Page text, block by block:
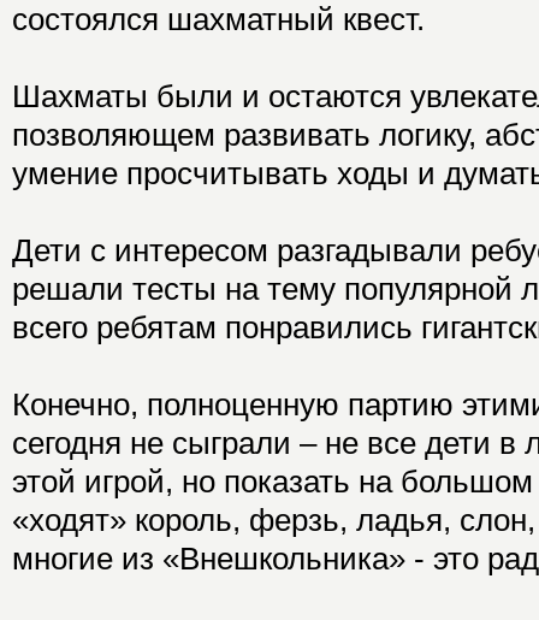
состоялся шахматный квест.
Шахматы были и остаются
позволяющем развивать логику,
умение просчитывать ходы и
Дети с интересом разгадывали
решали тесты на тему популярной
всего ребятам понравились
Конечно, полноценную партию
сегодня не сыграли – не все дети в
этой игрой, но показать на
«ходят» король, ферзь, ладья,
многие из «Внешкольника» - это